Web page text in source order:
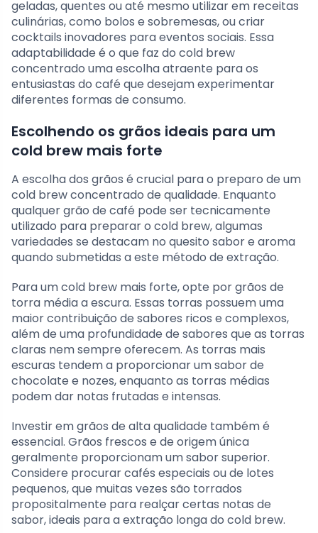
geladas, quentes ou até mesmo utilizar em receitas
culinárias, como bolos e sobremesas, ou criar
cocktails inovadores para eventos sociais. Essa
adaptabilidade é o que faz do cold brew
concentrado uma escolha atraente para os
entusiastas do café que desejam experimentar
diferentes formas de consumo.
Escolhendo os grãos ideais para um
cold brew mais forte
A escolha dos grãos é crucial para o preparo de um
cold brew concentrado de qualidade. Enquanto
qualquer grão de café pode ser tecnicamente
utilizado para preparar o cold brew, algumas
variedades se destacam no quesito sabor e aroma
quando submetidas a este método de extração.
Para um cold brew mais forte, opte por grãos de
torra média a escura. Essas torras possuem uma
maior contribuição de sabores ricos e complexos,
além de uma profundidade de sabores que as torras
claras nem sempre oferecem. As torras mais
escuras tendem a proporcionar um sabor de
chocolate e nozes, enquanto as torras médias
podem dar notas frutadas e intensas.
Investir em grãos de alta qualidade também é
essencial. Grãos frescos e de origem única
geralmente proporcionam um sabor superior.
Considere procurar cafés especiais ou de lotes
pequenos, que muitas vezes são torrados
propositalmente para realçar certas notas de
sabor, ideais para a extração longa do cold brew.